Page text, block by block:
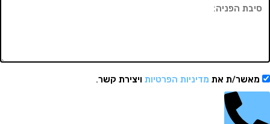
ת אתמדיניות הפרטיותויצירת קשר.